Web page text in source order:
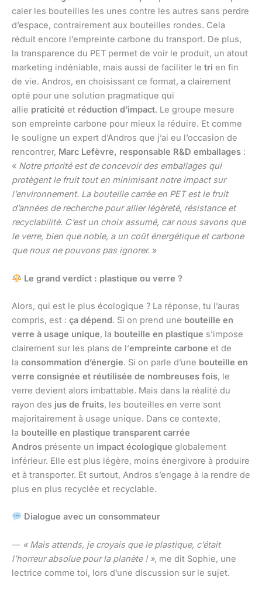
caler les bouteilles les unes contre les autres sans perdre
d’espace, contrairement aux bouteilles rondes. Cela
réduit encore l’empreinte carbone du transport. De plus,
la transparence du PET permet de voir le produit, un atout
marketing indéniable, mais aussi de faciliter le tri en fin
de vie. Andros, en choisissant ce format, a clairement
opté pour une solution pragmatique qui
allie praticité et réduction d’impact. Le groupe mesure
son empreinte carbone pour mieux la réduire. Et comme
le souligne un expert d’Andros que j’ai eu l’occasion de
rencontrer, Marc Lefèvre, responsable R&D emballages :
« Notre priorité est de concevoir des emballages qui
protègent le fruit tout en minimisant notre impact sur
l’environnement. La bouteille carrée en PET est le fruit
d’années de recherche pour allier légèreté, résistance et
recyclabilité. C’est un choix assumé, car nous savons que
le verre, bien que noble, a un coût énergétique et carbone
que nous ne pouvons pas ignorer. »
Le grand verdict : plastique ou verre ?
Alors, qui est le plus écologique ? La réponse, tu l’auras
compris, est : ça dépend. Si on prend une bouteille en
verre à usage unique, la bouteille en plastique s’impose
clairement sur les plans de l’empreinte carbone et de
la consommation d’énergie. Si on parle d’une bouteille en
verre consignée et réutilisée de nombreuses fois, le
verre devient alors imbattable. Mais dans la réalité du
rayon des jus de fruits, les bouteilles en verre sont
majoritairement à usage unique. Dans ce contexte,
la bouteille en plastique transparent carrée
Andros présente un impact écologique globalement
inférieur. Elle est plus légère, moins énergivore à produire
et à transporter. Et surtout, Andros s’engage à la rendre de
plus en plus recyclée et recyclable.
Dialogue avec un consommateur
— « Mais attends, je croyais que le plastique, c’était
l’horreur absolue pour la planète ! », me dit Sophie, une
lectrice comme toi, lors d’une discussion sur le sujet.